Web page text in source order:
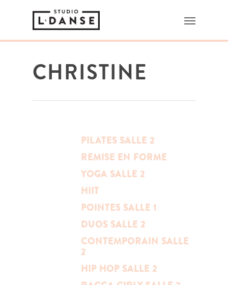
CHRISTINE
PILATES SALLE 2
REMISE EN FORME
YOGA SALLE 2
HIIT
POINTES SALLE 1
DUOS SALLE 2
CONTEMPORAIN SALLE
2
HIP HOP SALLE 2